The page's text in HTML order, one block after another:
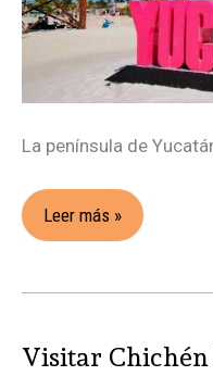
La península de
Leer más »
Visitar Chichén
Visitar